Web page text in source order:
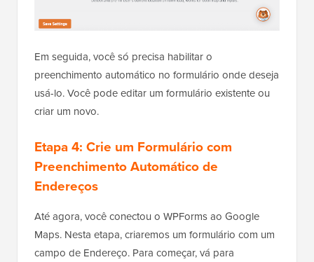
Em seguida, você só precisa habilitar o
preenchimento automático no formulário onde deseja
usá-lo. Você pode editar um formulário existente ou
criar um novo.
Etapa 4: Crie um Formulário com
Preenchimento Automático de
Endereços
Até agora, você conectou o WPForms ao Google
Maps. Nesta etapa, criaremos um formulário com um
campo de Endereço. Para começar, vá para